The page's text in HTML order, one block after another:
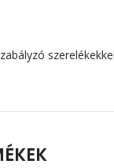
szerelékekkel